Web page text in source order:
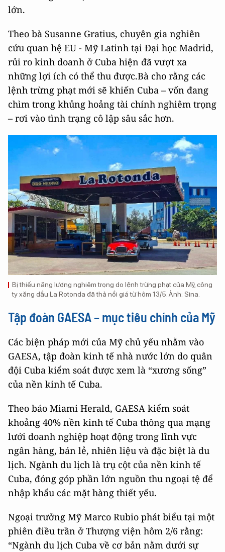
lớn.
Theo bà Susanne Gratius, chuyên gia nghiên
cứu quan hệ EU - Mỹ Latinh tại Đại học Madrid,
rủi ro kinh doanh ở Cuba hiện đã vượt xa
những lợi ích có thể thu được.Bà cho rằng các
lệnh trừng phạt mới sẽ khiến Cuba – vốn đang
chìm trong khủng hoảng tài chính nghiêm trọng
– rơi vào tình trạng cô lập sâu sắc hơn.
Bị thiếu năng lượng nghiêm trọng do lệnh trừng phạt của Mỹ, công
ty xăng dầu La Rotonda đã thả nổi giá từ hôm 13/5. Ảnh: Sina.
Tập đoàn GAESA – mục tiêu chính của Mỹ
Các biện pháp mới của Mỹ chủ yếu nhằm vào
GAESA, tập đoàn kinh tế nhà nước lớn do quân
đội Cuba kiểm soát được xem là “xương sống”
của nền kinh tế Cuba.
Theo báo Miami Herald, GAESA kiểm soát
khoảng 40% nền kinh tế Cuba thông qua mạng
lưới doanh nghiệp hoạt động trong lĩnh vực
ngân hàng, bán lẻ, nhiên liệu và đặc biệt là du
lịch. Ngành du lịch là trụ cột của nền kinh tế
Cuba, đóng góp phần lớn nguồn thu ngoại tệ để
nhập khẩu các mặt hàng thiết yếu.
Ngoại trưởng Mỹ Marco Rubio phát biểu tại một
phiên điều trần ở Thượng viện hôm 2/6 rằng:
“Ngành du lịch Cuba về cơ bản nằm dưới sự